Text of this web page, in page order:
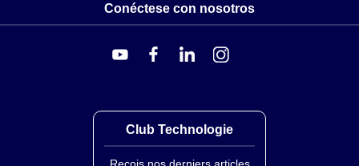
Conéctese con nosotros
Club Technologie